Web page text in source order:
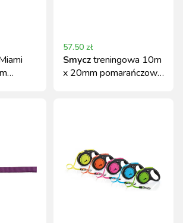
57.50 zł
Smycztreningowa 10m
x 20mm pomarańczowa